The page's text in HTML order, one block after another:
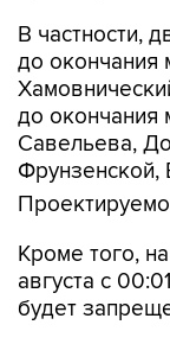
В частности,
до окончания
до окончания
Савельева,
Фрунзенской,
Кроме того,
августа с
будет